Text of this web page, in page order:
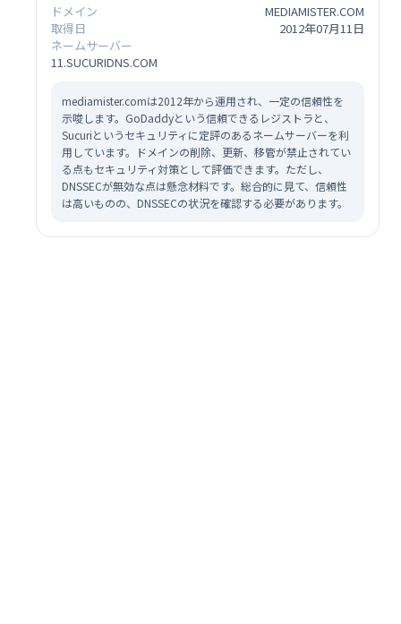
ドメイン
MEDIAMISTER.COM
取得日
2012年07月11日
ネームサーバー
11.SUCURIDNS.COM
mediamister.comは2012年から運用され、一定の信頼性を
示唆します。GoDaddyという信頼できるレジストラと、
Sucuriというセキュリティに定評のあるネームサーバーを利
用しています。ドメインの削除、更新、移管が禁止されてい
る点もセキュリティ対策として評価できます。ただし、
DNSSECが無効な点は懸念材料です。総合的に見て、信頼性
は高いものの、DNSSECの状況を確認する必要があります。